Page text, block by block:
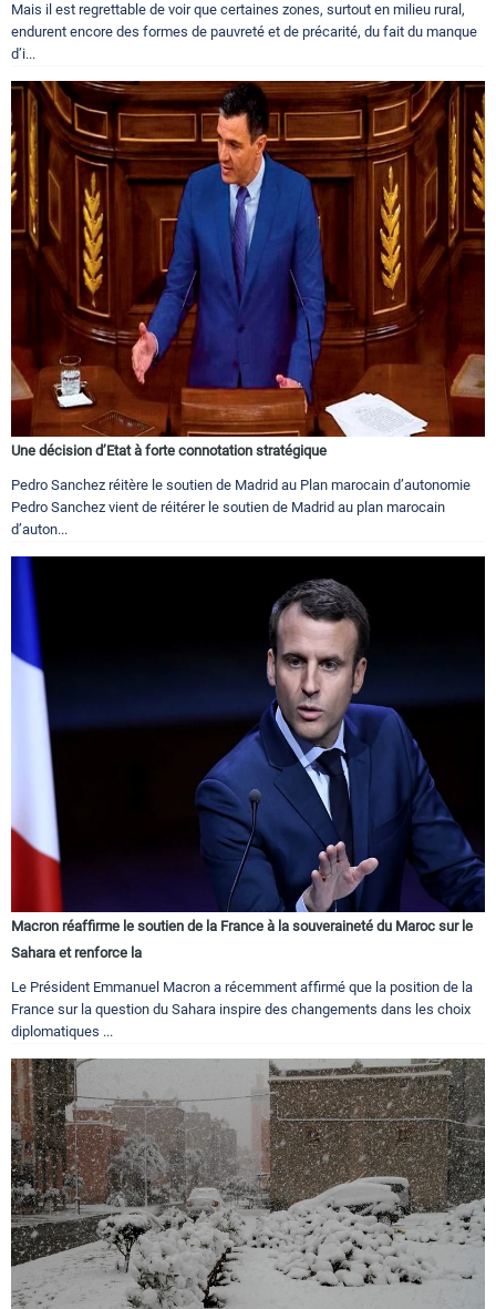
Mais il est regrettable de voir que certaines zones, surtout en milieu rural,
endurent encore des formes de pauvreté et de précarité, du fait du manque
d’i...
Une décision d’Etat à forte connotation stratégique
Pedro Sanchez réitère le soutien de Madrid au Plan marocain d’autonomie
Pedro Sanchez vient de réitérer le soutien de Madrid au plan marocain
d’auton...
Macron réaffirme le soutien de la France à la souveraineté du Maroc sur le
Sahara et renforce la
Le Président Emmanuel Macron a récemment affirmé que la position de la
France sur la question du Sahara inspire des changements dans les choix
diplomatiques ...